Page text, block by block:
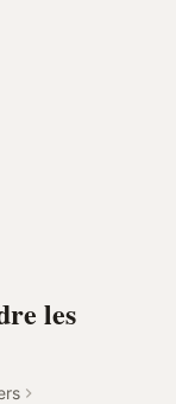
les